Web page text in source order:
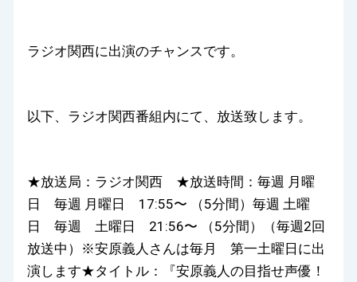
ラジオ関西に出演のチャンスです。
以下、ラジオ関西番組内にて、放送致します。
★放送局：ラジオ関西 ★放送時間：毎週 月曜
日 毎週 月曜日 17:55〜 （5分間）毎週 土曜
日 毎週 土曜日 21:56〜 （5分間）（毎週2回
放送中）※安原義人さんは毎月 第一土曜日に出
演します★タイトル：『安原義人の目指せ声優！